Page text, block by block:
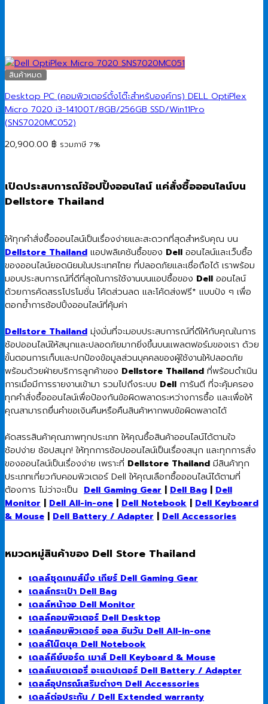
สินค้าหมด
Desktop PC (คอมพิวเตอร์ตั้งโต๊ะสำหรับองค์กร) DELL OptiPlex
Micro 7020 i3-14100T/8GB/256GB SSD/Win11Pro
(SNS7020MC052)
20,900.00 ฿ รวมภาษี 7%
เปิดประสบการณ์ช้อปปิ้งออนไลน์ แค่สั่งซื้อออนไลน์บน
Dellstore Thailand
ให้ทุกคำสั่งซื้อออนไลน์เป็นเรื่องง่ายและสะดวกที่สุดสำหรับคุณ บน
Dellstore Thailand แอปพลิเคชันซื้อของ Dell ออนไลน์และเว็บซื้อ
ของออนไลน์ยอดนิยมในประเทศไทย ที่ปลอดภัยและเชื่อถือได้ เราพร้อม
มอบประสบการณ์ที่ดีที่สุดในการใช้งานบนแอปซื้อของ Dell ออนไลน์
ด้วยการคัดสรรโปรโมชั่น โค้ดส่วนลด และโค้ดส่งฟรี* แบบปัง ๆ เพื่อ
ตอกย้ำการช้อปปิ้งออนไลน์ที่คุ้มค่า
Dellstore Thailand มุ่งมั่นที่จะมอบประสบการณ์ที่ดีให้กับคุณในการ
ช้อปออนไลน์ให้สนุกและปลอดภัยมากยิ่งขึ้นบนแพลตฟอร์มของเรา ด้วย
ขั้นตอนการเก็บและปกป้องข้อมูลส่วนบุคคลของผู้ใช้งานให้ปลอดภัย
พร้อมด้วยฝ่ายบริการลูกค้าของ Dellstore Thailand ที่พร้อมดำเนิน
การเมื่อมีการรายงานเข้ามา รวมไปถึงระบบ Dell การันตี ที่จะคุ้มครอง
ทุกคำสั่งซื้อออนไลน์เพื่อป้องกันข้อผิดพลาดระหว่างการซื้อ และเพื่อให้
คุณสามารถยื่นคำขอเงินคืนหรือคืนสินค้าหากพบข้อผิดพลาดได้
คัดสรรสินค้าคุณภาพทุกประเภท ให้คุณซื้อสินค้าออนไลน์ได้ตามใจ
ช้อปง่าย ช้อปสนุก! ให้ทุกการช้อปออนไลน์เป็นเรื่องสนุก และทุกการสั่ง
ของออนไลน์เป็นเรื่องง่าย เพราะที่ Dellstore Thailand มีสินค้าทุก
ประเภทเกี่ยวกับคอมพิวเตอร์ Dell ให้คุณเลือกซื้อออนไลน์ได้ตามที่
ต้องการ ไม่ว่าจะเป็น Dell Gaming Gear | Dell Bag | Dell
Monitor | Dell All-in-one | Dell Notebook | Dell Keyboard
& Mouse | Dell Battery / Adapter | Dell Accessories
หมวดหมู่สินค้าของ Dell Store Thailand
เดลล์ชุดเกมส์มิ่ง เกียร์ Dell Gaming Gear
เดลล์กระเป๋า Dell Bag
เดลล์หน้าจอ Dell Monitor
เดลล์คอมพิวเตอร์ Dell Desktop
เดลล์คอมพิวเตอร์ ออล อินวัน Dell All-in-one
เดลล์โน๊ตบุค Dell Notebook
เดลล์คีย์บอร์ด เมาส์ Dell Keyboard & Mouse
เดลล์แบตเตอรี่ อะแดปเตอร์ Dell Battery / Adapter
เดลล์อุปกรณ์เสริมต่างๆ Dell Accessories
เดลล์ต่อประกัน / Dell Extended warranty